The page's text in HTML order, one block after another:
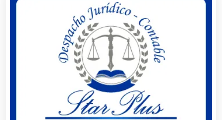
Artes Gráficas
Artesanías
Artículos de Oficina
Artículos de Piel